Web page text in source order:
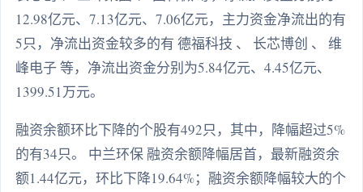
12.98亿元、7.13亿元、7.06亿元，主力资金净流出的有
5只，净流出资金较多的有 德福科技 、 长芯博创 、 维
峰电子 等，净流出资金分别为5.84亿元、4.45亿元、
1399.51万元。
融资余额环比下降的个股有492只，其中，降幅超过5%
的有34只。 中兰环保 融资余额降幅居首，最新融资余
额1.44亿元，环比下降19.64%；融资余额降幅较大的个